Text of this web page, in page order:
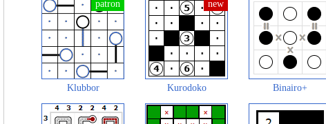
Klubbor Kurodoko Binairo+